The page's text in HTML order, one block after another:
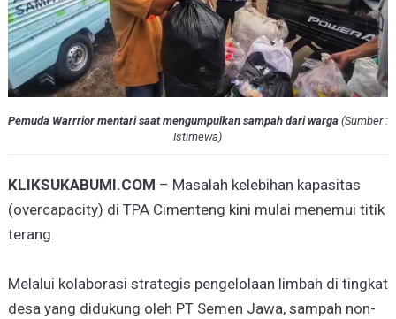
Pemuda Warrrior mentari saat mengumpulkan sampah dari warga(Sumber :
Istimewa)
KLIKSUKABUMI.COM – Masalah kelebihan kapasitas
(overcapacity) di TPA Cimenteng kini mulai menemui titik
terang.
Melalui kolaborasi strategis pengelolaan limbah di tingkat
desa yang didukung oleh PT Semen Jawa, sampah non-